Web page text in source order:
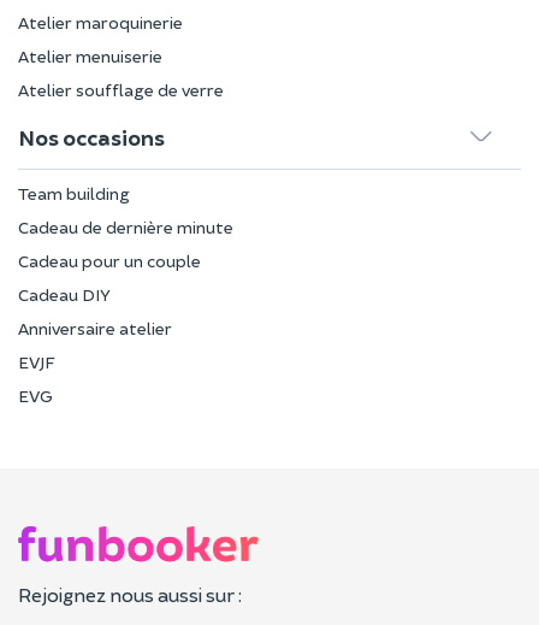
Atelier maroquinerie
Atelier menuiserie
Atelier soufflage de verre
Nos occasions
Team building
Cadeau de dernière minute
Cadeau pour un couple
Cadeau DIY
Anniversaire atelier
EVJF
EVG
Rejoignez nous aussi sur :